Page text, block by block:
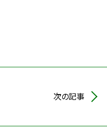
次の記事